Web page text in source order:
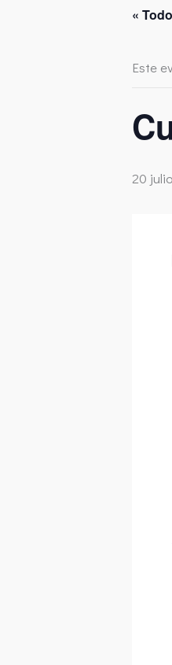
«
Este
20